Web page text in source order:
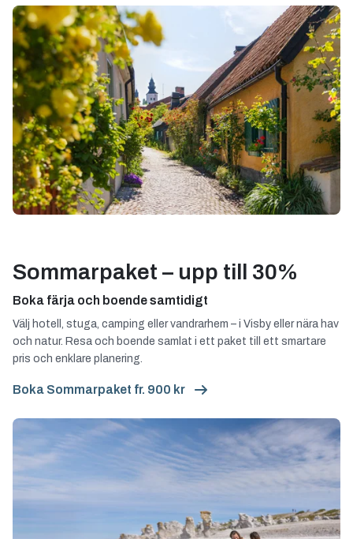
Sommarpaket – upp till 30%
Boka färja och boende samtidigt
Välj hotell, stuga, camping eller vandrarhem – i Visby eller nära hav
och natur. Resa och boende samlat i ett paket till ett smartare
pris och enklare planering.
Boka Sommarpaket fr. 900 kr